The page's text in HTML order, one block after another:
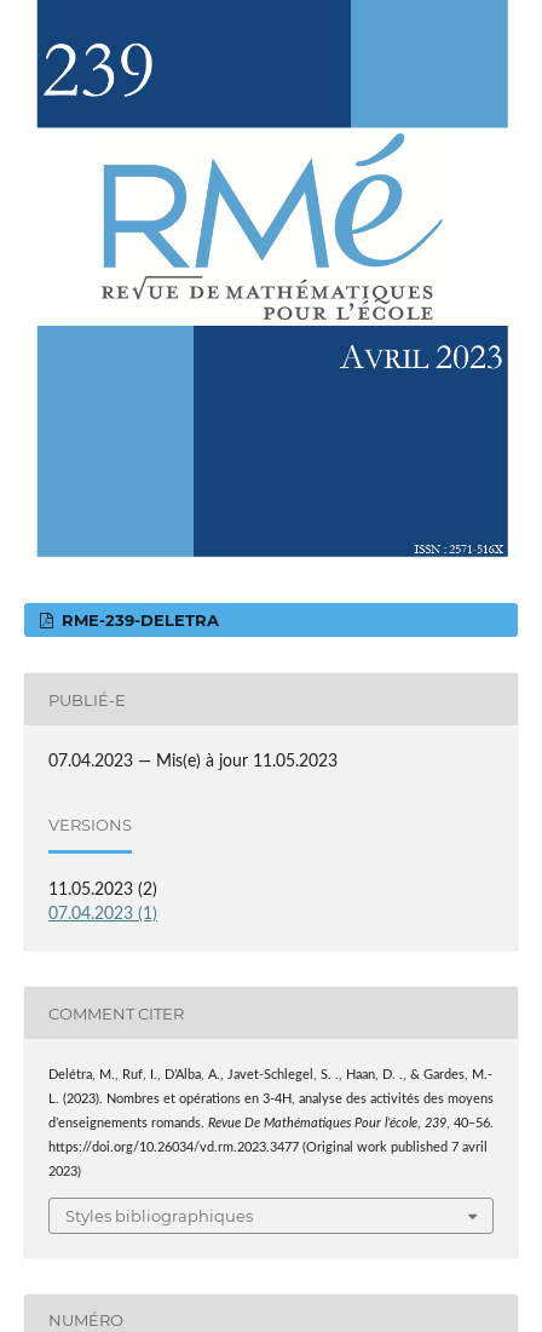
RME-239-DELETRA
PUBLIÉ-E
07.04.2023 — Mis(e) à jour 11.05.2023
VERSIONS
11.05.2023 (2)
07.04.2023 (1)
COMMENT CITER
Delétra, M., Ruf, I., D’Alba, A., Javet-Schlegel, S. ., Haan, D. ., & Gardes, M.-
L. (2023). Nombres et opérations en 3-4H, analyse des activités des moyens
d’enseignements romands. Revue De Mathématiques Pour l’école, 239, 40–56.
https://doi.org/10.26034/vd.rm.2023.3477 (Original work published 7 avril
2023)
Styles bibliographiques
NUMÉRO